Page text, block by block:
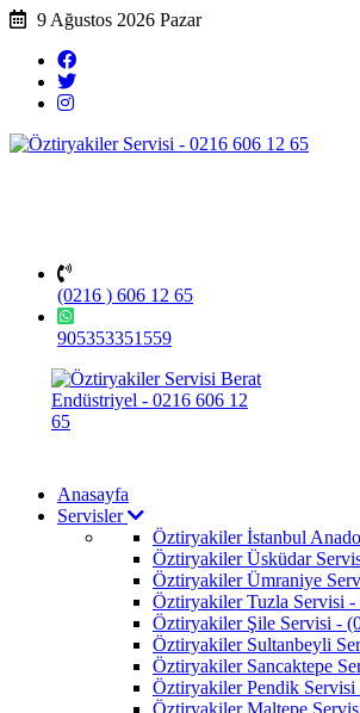
9 Ağustos 2026 Pazar
(0216 ) 606 12 65
905353351559
Anasayfa
Servisler
Öztiryakiler İstanbul
Öztiryakiler Üsküdar
Öztiryakiler Ümraniye
Öztiryakiler Tuzla Servisi
Öztiryakiler Şile Servisi -
Öztiryakiler Sultanbeyli
Öztiryakiler Sancaktepe
Öztiryakiler Pendik
Öztiryakiler Maltepe